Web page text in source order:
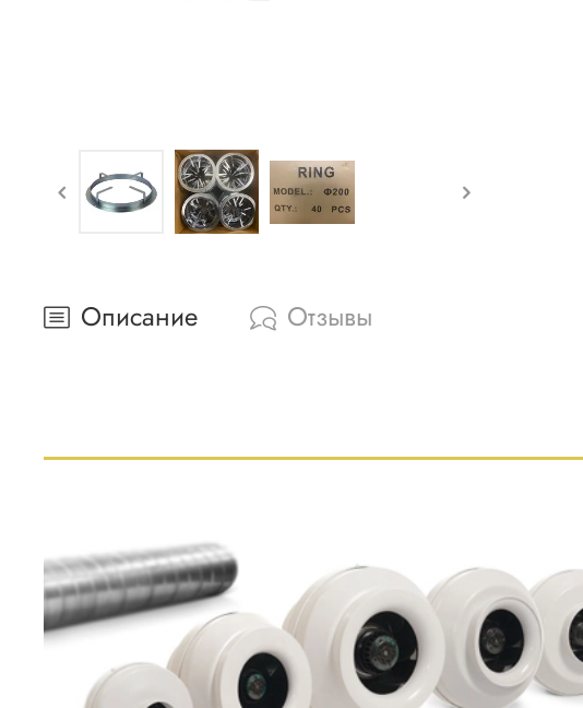
Описание Отзывы